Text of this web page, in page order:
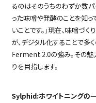
るのはそのうちのわずか数
った味噌や発酵のことを知
いことです。」現在、味噌づ
が、デジタル化することで多
Ferment 2.0の強み。その魅
りを目指します。
Sylphid:ホワイトニングの